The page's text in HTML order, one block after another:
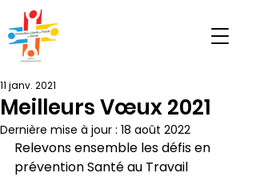
Meilleurs Vœux 2021
11 janv. 2021
Dernière mise à jour : 18 août 2022
Relevons ensemble les défis en
prévention Santé au Travail